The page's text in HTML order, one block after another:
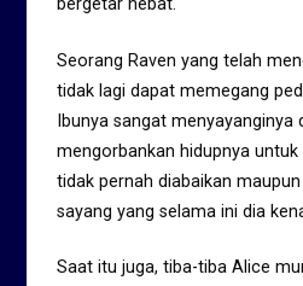
bergetar hebat.
Seorang Raven yang telah
tidak lagi dapat memegang
Ibunya sangat menyayanginya
mengorbankan hidupnya
tidak pernah diabaikan
sayang yang selama ini dia
Saat itu juga, tiba-tiba Alice